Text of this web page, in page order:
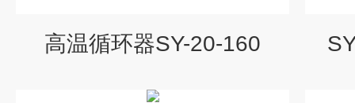
高温循环器SY-20-160